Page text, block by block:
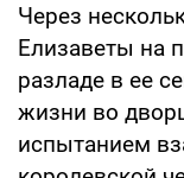
Через
Елизаветы на
разладе в ее
жизни во
испытанием